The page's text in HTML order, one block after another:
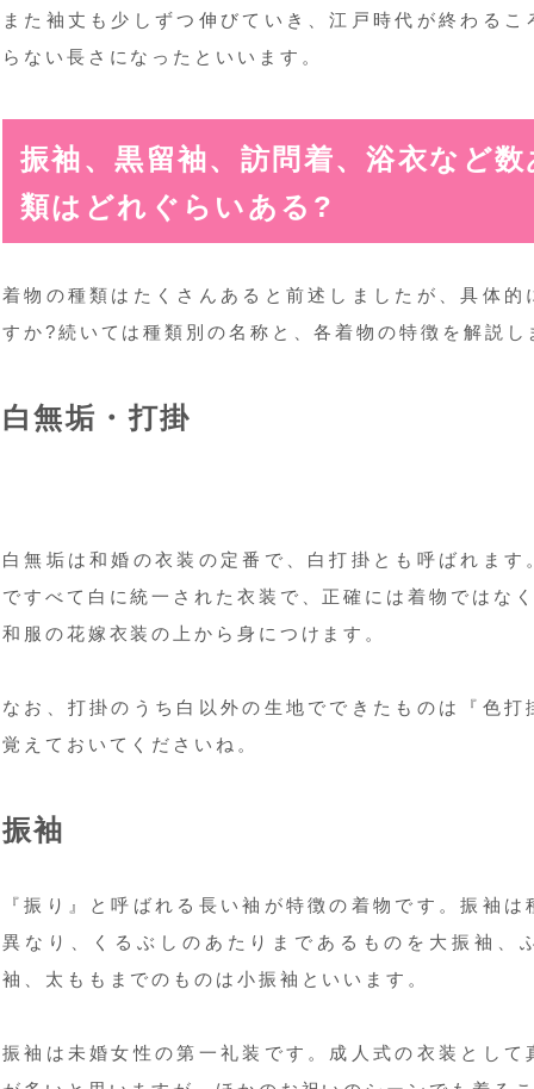
また袖丈も少しずつ伸びていき、江戸時代が終わる
らない長さになったといいます。
振袖、黒留袖、訪問着、浴衣など
類はどれぐらいある?
着物の種類はたくさんあると前述しましたが、具体
すか?続いては種類別の名称と、各着物の特徴を解説し
白無垢・打掛
白無垢は和婚の衣装の定番で、白打掛とも呼ばれま
ですべて白に統一された衣装で、正確には着物ではな
和服の花嫁衣装の上から身につけます。
なお、打掛のうち白以外の生地でできたものは『色
覚えておいてくださいね。
振袖
『振り』と呼ばれる長い袖が特徴の着物です。振袖
異なり、くるぶしのあたりまであるものを大振袖、
袖、太ももまでのものは小振袖といいます。
振袖は未婚女性の第一礼装です。成人式の衣装とし